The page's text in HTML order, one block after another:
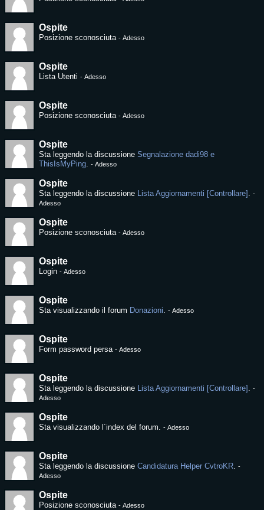
Ospite
Posizione sconosciuta - Adesso
Ospite
Lista Utenti - Adesso
Ospite
Posizione sconosciuta - Adesso
Ospite
Sta leggendo la discussione Segnalazione dadi98 e
ThisIsMyPing. - Adesso
Ospite
Sta leggendo la discussione Lista Aggiornamenti [Controllare] . -
Adesso
Ospite
Posizione sconosciuta - Adesso
Ospite
Login - Adesso
Ospite
Sta visualizzando il forum Donazioni. - Adesso
Ospite
Form password persa - Adesso
Ospite
Sta leggendo la discussione Lista Aggiornamenti [Controllare] . -
Adesso
Ospite
Sta visualizzando l´index del forum. - Adesso
Ospite
Sta leggendo la discussione Candidatura Helper CvtroKR. -
Adesso
Ospite
Posizione sconosciuta - Adesso